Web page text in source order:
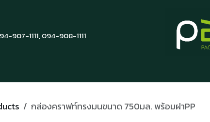
907-1111,094-908-1111
กล่องคราฟท์ทรงมนขนาด 750มล. พร้อมฝาPP